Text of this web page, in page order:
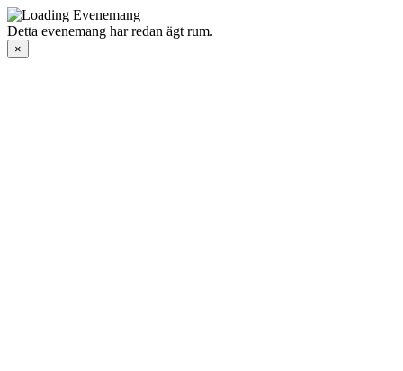
Detta evenemang har redan ägt rum.
×